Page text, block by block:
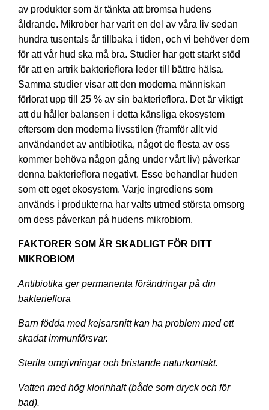
av produkter som är tänkta att bromsa hudens
åldrande. Mikrober har varit en del av våra liv sedan
hundra tusentals år tillbaka i tiden, och vi behöver dem
för att vår hud ska må bra. Studier har gett starkt stöd
för att en artrik bakterieflora leder till bättre hälsa.
Samma studier visar att den moderna människan
förlorat upp till 25 % av sin bakterieflora. Det är viktigt
att du håller balansen i detta känsliga ekosystem
eftersom den moderna livsstilen (framför allt vid
användandet av antibiotika, något de flesta av oss
kommer behöva någon gång under vårt liv) påverkar
denna bakterieflora negativt. Esse behandlar huden
som ett eget ekosystem. Varje ingrediens som
används i produkterna har valts utmed största omsorg
om dess påverkan på hudens mikrobiom.
FAKTORER SOM ÄR SKADLIGT FÖR DITT
MIKROBIOM
Antibiotika ger permanenta förändringar på din
bakterieflora
Barn födda med kejsarsnitt kan ha problem med ett
skadat immunförsvar.
Sterila omgivningar och bristande naturkontakt.
Vatten med hög klorinhalt (både som dryck och för
bad).